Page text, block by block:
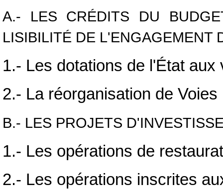
A.- LES CRÉDITS DU
LISIBILITÉ DE L'ENGAGEMENT
1.- Les dotations de l'État aux
2.- La réorganisation de
B.- LES PROJETS
1.- Les opérations de
2.- Les opérations inscrites